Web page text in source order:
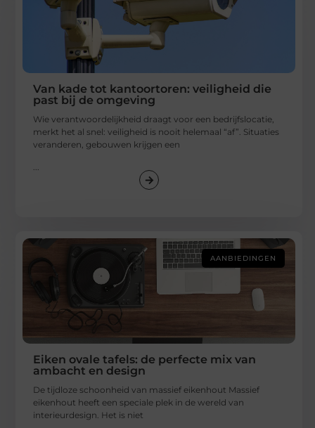
Van kade tot kantoortoren: veiligheid die
past bij de omgeving
Wie verantwoordelijkheid draagt voor een bedrijfslocatie,
merkt het al snel: veiligheid is nooit helemaal “af”. Situaties
veranderen, gebouwen krijgen een
...
AANBIEDINGEN
Eiken ovale tafels: de perfecte mix van
ambacht en design
De tijdloze schoonheid van massief eikenhout Massief
eikenhout heeft een speciale plek in de wereld van
interieurdesign. Het is niet